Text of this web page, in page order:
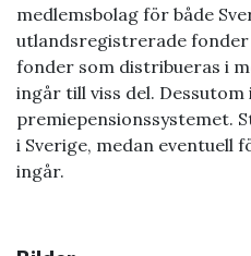
medlemsbolag för både
utlandsregistrerade fonder
fonder som distribueras i
ingår till viss del.
premiepensionssystemet.
i Sverige, medan eventuell
ingår.